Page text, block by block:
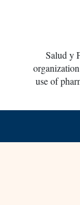
Salud y
use of